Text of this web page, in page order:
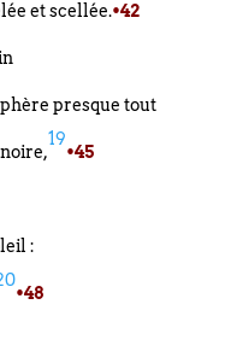
et scellée.•42
presque tout
19
•45
:
•48